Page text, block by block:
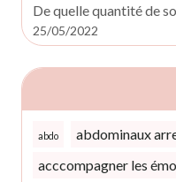
De quelle quantité de
25/05/2022
abdo
abdominaux
acccompagner les